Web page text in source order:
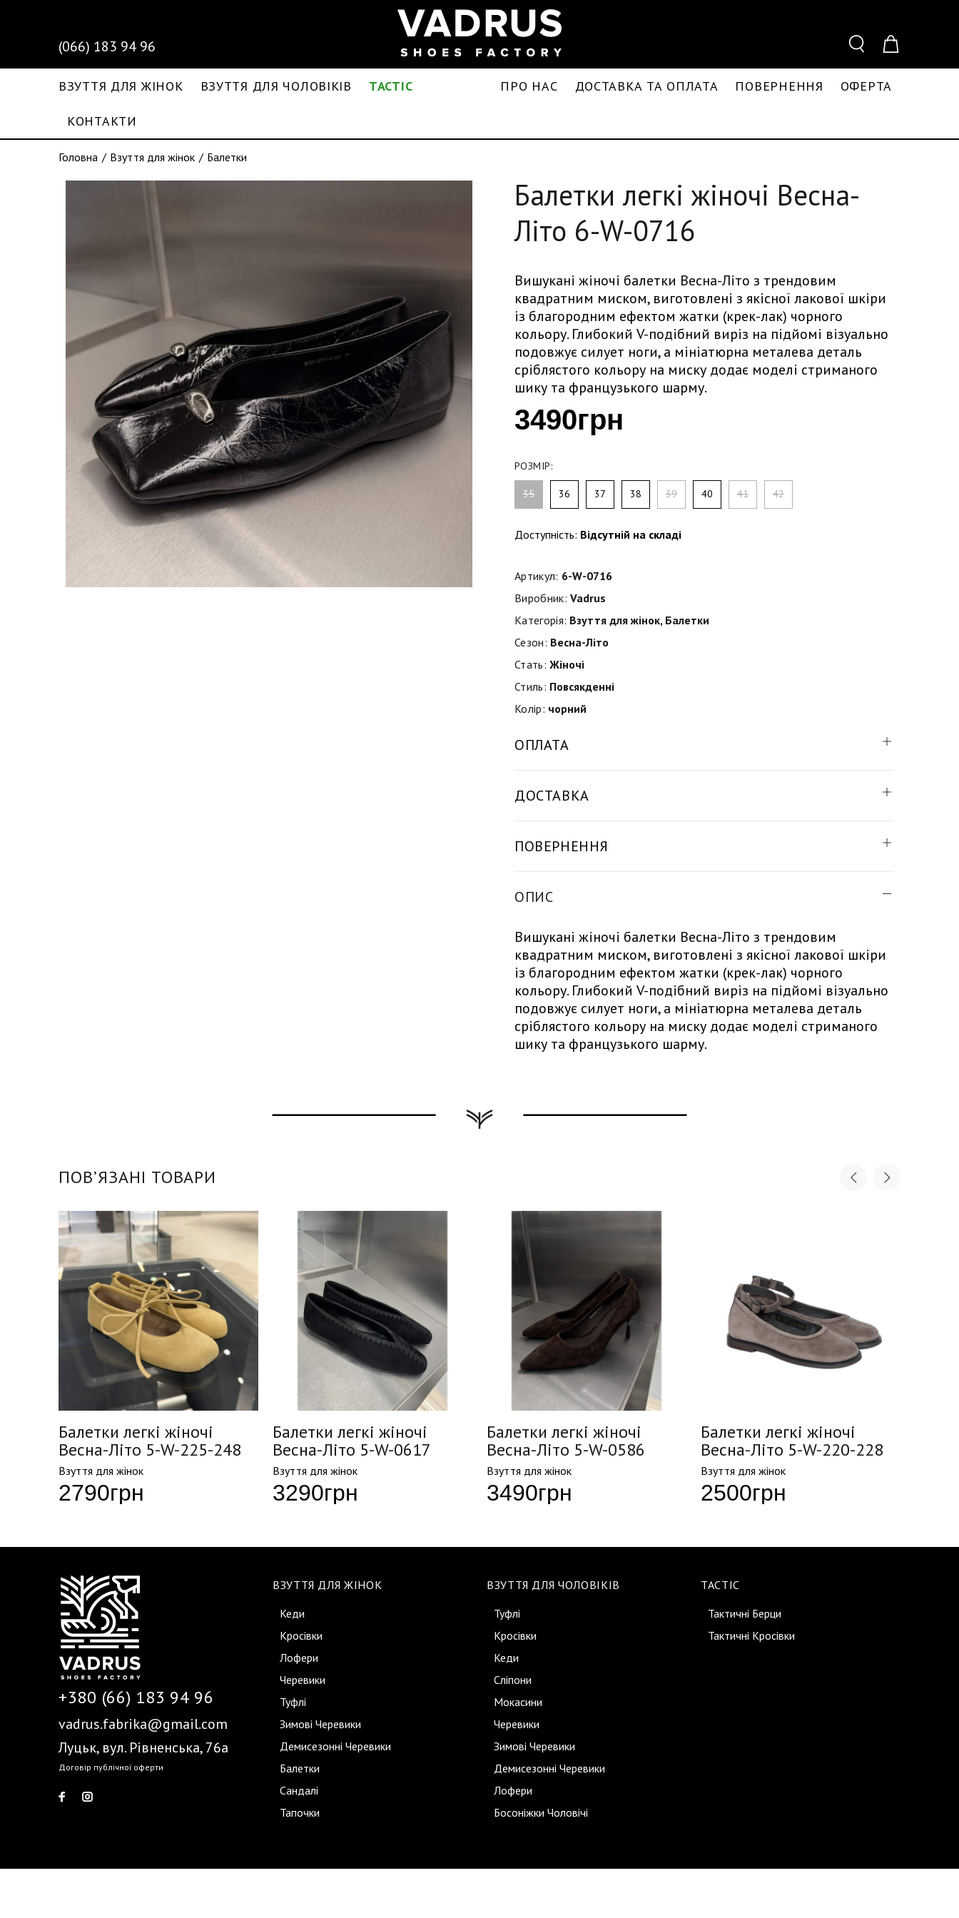
(066) 183 94 96
ВЗУТТЯ ДЛЯ ЖІНОК ВЗУТТЯ ДЛЯ ЧОЛОВІКІВ TACTIC ПРО НАС ДОСТАВКА ТА ОПЛАТА ПОВЕРНЕННЯ ОФЕРТА
КОНТАКТИ
Головна Взуття для жінок Балетки
Балетки легкі жіночі Весна-
Літо 6-W-0716
Вишукані жіночі балетки Весна-Літо з трендовим
квадратним миском, виготовлені з якісної лакової шкіри
із благородним ефектом жатки (крек-лак) чорного
кольору. Глибокий V-подібний виріз на підйомі візуально
подовжує силует ноги, а мініатюрна металева деталь
сріблястого кольору на миску додає моделі стриманого
шику та французького шарму.
3490грн
РОЗМІР:
35 36 37 38 39 40 41 42
Доступність: Відсутній на складі
Артикул: 6-W-0716
Виробник: Vadrus
Категорія: Взуття для жінок, Балетки
Сезон: Весна-Літо
Стать: Жіночі
Стиль: Повсякденні
Колір: чорний
ОПЛАТА
ДОСТАВКА
ПОВЕРНЕННЯ
ОПИС
Вишукані жіночі балетки Весна-Літо з трендовим
квадратним миском, виготовлені з якісної лакової шкіри
із благородним ефектом жатки (крек-лак) чорного
кольору. Глибокий V-подібний виріз на підйомі візуально
подовжує силует ноги, а мініатюрна металева деталь
сріблястого кольору на миску додає моделі стриманого
шику та французького шарму.
ПОВʼЯЗАНІ ТОВАРИ
Балетки легкі жіночі
Весна-Літо 5-W-225-248
Взуття для жінок
2790грн
Балетки легкі жіночі
Весна-Літо 5-W-0617
Взуття для жінок
3290грн
Балетки легкі жіночі
Весна-Літо 5-W-0586
Взуття для жінок
3490грн
Балетки легкі жіночі
Весна-Літо 5-W-220-228
Взуття для жінок
2500грн
+380 (66) 183 94 96
vadrus.fabrika@gmail.com
Луцьк, вул. Рівненська, 76а
Договір публічної оферти
ВЗУТТЯ ДЛЯ ЖІНОК
Кеди
Кросівки
Лофери
Черевики
Туфлі
Зимові Черевики
Демисезонні Черевики
Балетки
Сандалі
Тапочки
ВЗУТТЯ ДЛЯ ЧОЛОВІКІВ
Туфлі
Кросівки
Кеди
Сліпони
Мокасини
Черевики
Зимові Черевики
Демисезонні Черевики
Лофери
Босоніжки Чоловічі
TACTIC
Тактичні Берци
Тактичні Кросівки